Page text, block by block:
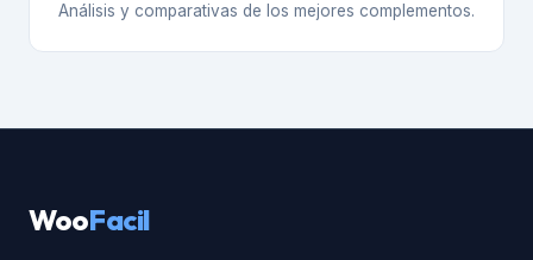
Análisis y comparativas de los mejores complementos.
WooFacil